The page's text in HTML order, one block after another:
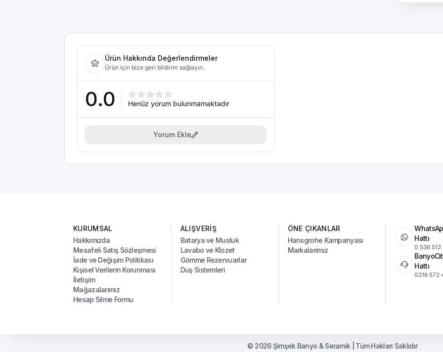
Ürün Hakkında Değerlendirmeler
Ürün için bize geri bildirim sağlayın.
0.0 Henüz yorum bulunmamaktadır
Yorum Ekle
KURUMSAL
Hakkımızda
Mesafeli Satış Sözleşmesi
İade ve Değişim Politikası
Kişisel Verilerin Korunması
İletişim
Mağazalarımız
Hesap Silme Formu
ALIŞVERİŞ
Batarya ve Musluk
Lavabo ve Klozet
Gömme Rezervuarlar
Duş Sistemleri
ÖNE ÇIKANLAR
Hansgrohe Kampanyası
Markalarımız
Hattı
0 536 512
Hattı
0216 572
© 2026 Şimşek Banyo & Seramik | Tüm Hakları Saklıdır